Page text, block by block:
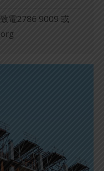
電2786 9009 或